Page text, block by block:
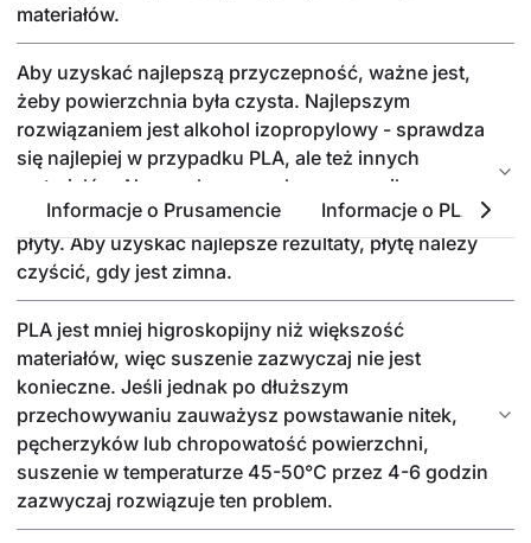
Informacje o Prusamencie Informacje o PLA
materiałów.
Aby uzyskać najlepszą przyczepność, ważne jest,
żeby powierzchnia była czysta. Najlepszym
rozwiązaniem jest alkohol izopropylowy - sprawdza
się najlepiej w przypadku PLA, ale też innych
materiałów. Nasącz bezzapachowy ręcznik
papierowy niewielką ilością i przetrzyj powierzchnię
płyty. Aby uzyskać najlepsze rezultaty, płytę należy
czyścić, gdy jest zimna.
PLA jest mniej higroskopijny niż większość
materiałów, więc suszenie zazwyczaj nie jest
konieczne. Jeśli jednak po dłuższym
przechowywaniu zauważysz powstawanie nitek,
pęcherzyków lub chropowatość powierzchni,
suszenie w temperaturze 45-50°C przez 4-6 godzin
zazwyczaj rozwiązuje ten problem.